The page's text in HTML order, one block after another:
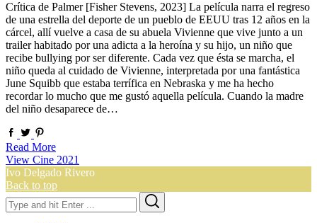
Crítica de Palmer [Fisher Stevens, 2023] La película narra el regreso
de una estrella del deporte de un pueblo de EEUU tras 12 años en la
cárcel, allí vuelve a casa de su abuela Vivienne que vive junto a un
trailer habitado por una adicta a la heroína y su hijo, un niño que
recibe bullying por ser diferente. Cada vez que ésta se marcha, el
niño queda al cuidado de Vivienne, interpretada por una fantástica
June Squibb que estaba terrífica en Nebraska y me ha hecho
recordar lo mucho que me gustó aquella película. Cuando la madre
del niño desaparece de…
Read More
View Cine 2021
Ivo Delgado Rivero
Back to top
Search
for: